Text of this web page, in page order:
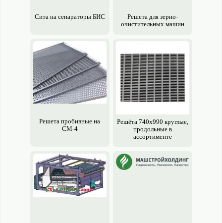
Сита на сепараторы БИС
Решета для зерно­
очистительных машин
Решета пробивные на
СМ-4
Решёта 740х990 круглые,
продольные в
ассортименте